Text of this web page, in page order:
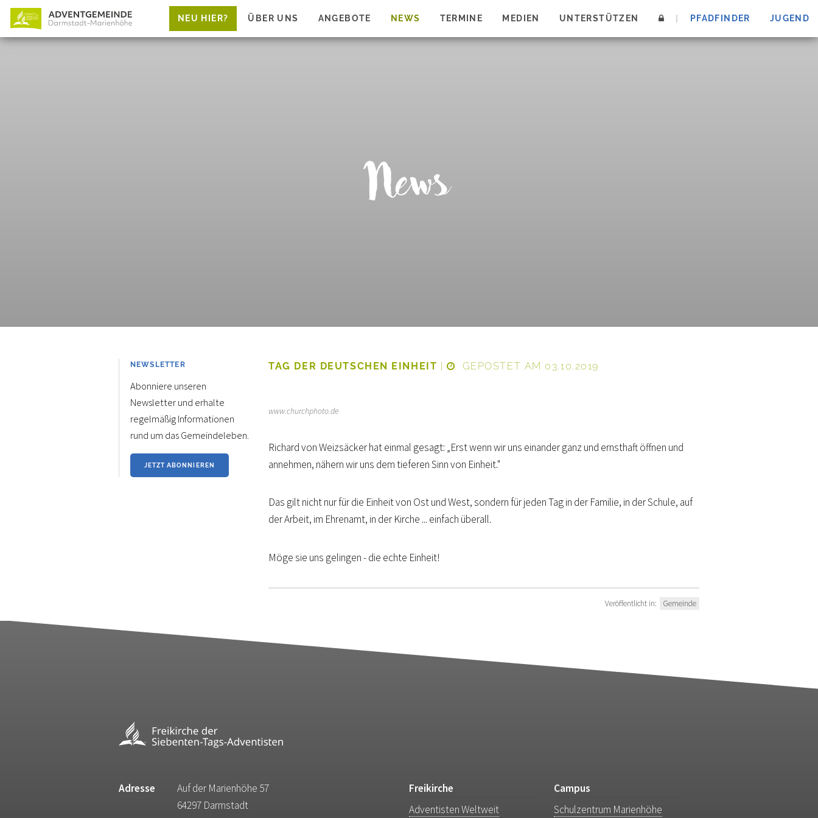
NEU HIER? ÜBER UNS ANGEBOTE NEWS TERMINE MEDIEN UNTERSTÜTZEN PFADFINDER JUGEND
News
NEWSLETTER
Abonniere unseren
Newsletter und erhalte
regelmäßig Informationen
rund um das Gemeindeleben.
JETZT ABONNIEREN
TAG DER DEUTSCHEN EINHEIT | GEPOSTET AM 03.10.2019
www.churchphoto.de
Richard von Weizsäcker hat einmal gesagt: „Erst wenn wir uns einander ganz und ernsthaft öffnen und
annehmen, nähern wir uns dem tieferen Sinn von Einheit."
Das gilt nicht nur für die Einheit von Ost und West, sondern für jeden Tag in der Familie, in der Schule, auf
der Arbeit, im Ehrenamt, in der Kirche ... einfach überall.
Möge sie uns gelingen - die echte Einheit!
Veröffentlicht in: Gemeinde
Adresse
Auf der Marienhöhe 57
64297 Darmstadt
Freikirche
Adventisten Weltweit
Campus
Schulzentrum Marienhöhe